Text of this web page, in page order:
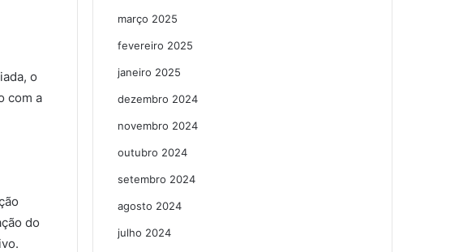
o
com a
do
março 2025
fevereiro 2025
janeiro 2025
dezembro 2024
novembro 2024
outubro 2024
setembro 2024
agosto 2024
julho 2024